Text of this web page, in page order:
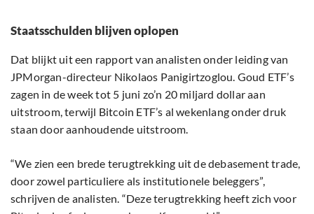
Staatsschulden blijven oplopen
Dat blijkt uit een rapport van analisten onder leiding van
JPMorgan-directeur Nikolaos Panigirtzoglou. Goud ETF’s
zagen in de week tot 5 juni zo’n 20 miljard dollar aan
uitstroom, terwijl Bitcoin ETF’s al wekenlang onder druk
staan door aanhoudende uitstroom.
“We zien een brede terugtrekking uit de debasement trade,
door zowel particuliere als institutionele beleggers”,
schrijven de analisten. “Deze terugtrekking heeft zich voor